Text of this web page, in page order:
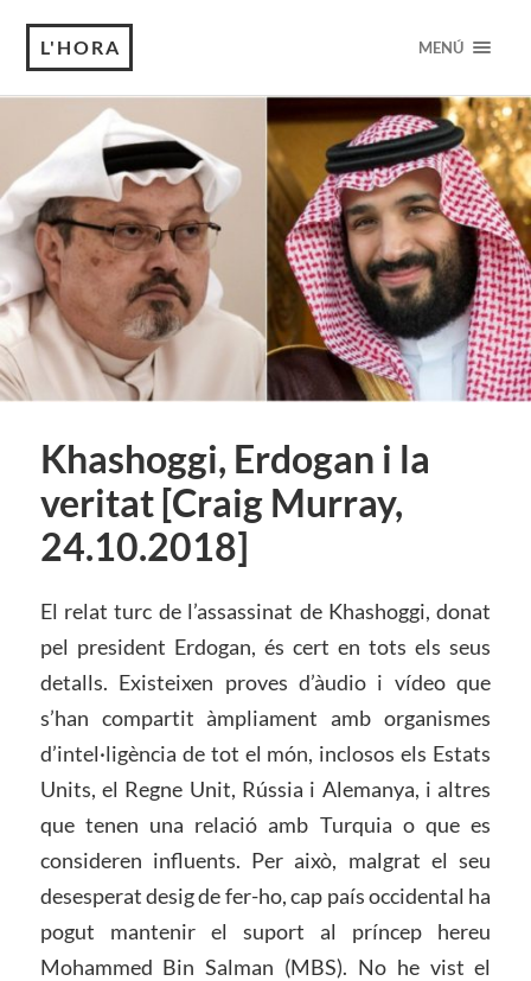
L'HORA MENÚ
Khashoggi, Erdogan i la
veritat [Craig Murray,
24.10.2018]
El relat turc de l’assassinat de Khashoggi, donat
pel president Erdogan, és cert en tots els seus
detalls. Existeixen proves d’àudio i vídeo que
s’han compartit àmpliament amb organismes
d’intel·ligència de tot el món, inclosos els Estats
Units, el Regne Unit, Rússia i Alemanya, i altres
que tenen una relació amb Turquia o que es
consideren influents. Per això, malgrat el seu
desesperat desig de fer-ho, cap país occidental ha
pogut mantenir el suport al príncep hereu
Mohammed Bin Salman (MBS). No he vist el